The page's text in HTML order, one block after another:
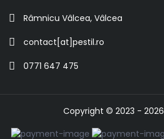
Râmnicu Vâlcea, Vâlcea
contact[at]pestil.ro
0771 647 475
Copyright © 2023 - 2026